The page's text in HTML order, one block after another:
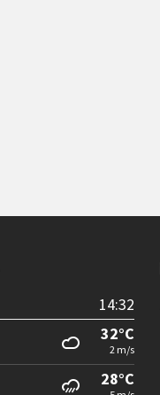
14:32
32°C
2 m/s
28°C